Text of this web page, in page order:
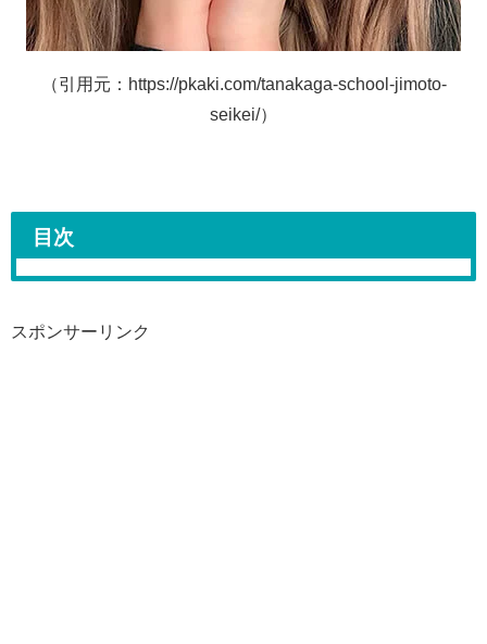
（引用元：https://pkaki.com/tanakaga-school-jimoto-
seikei/）
目次
スポンサーリンク